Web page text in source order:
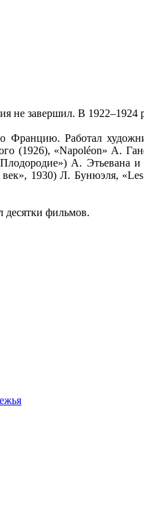
не завершил. В
Францию. Работал
(1926), «Napoléon» А.
А. Этьевана
1930) Л. Бунюэля,
десятки фильмов.